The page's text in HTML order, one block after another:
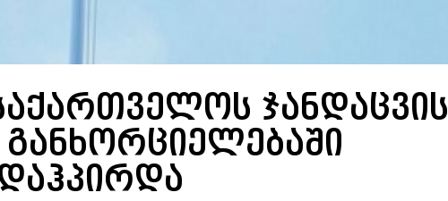
ჯანდაცვის